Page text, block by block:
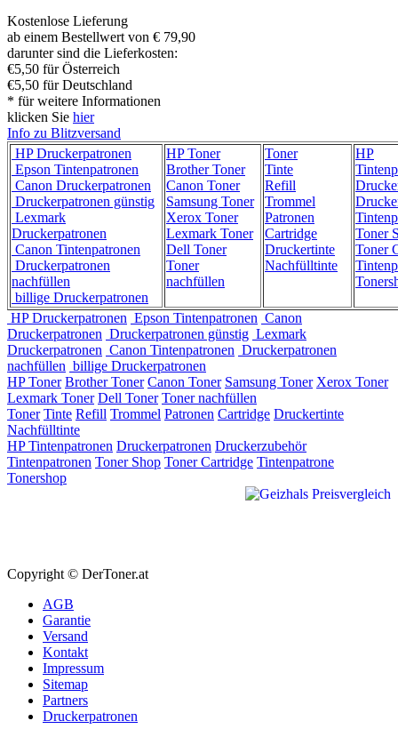
Kostenlose Lieferung
ab einem Bestellwert von € 79,90
darunter sind die Lieferkosten:
€5,50 für Österreich
€5,50 für Deutschland
* für weitere Informationen
klicken Sie hier
Info zu Blitzversand
HP Druckerpatronen
Epson Tintenpatronen
Canon Druckerpatronen
Druckerpatronen günstig
Lexmark
Druckerpatronen
Canon Tintenpatronen
Druckerpatronen
nachfüllen
billige Druckerpatronen
HP Toner
Brother Toner
Canon Toner
Samsung Toner
Xerox Toner
Lexmark Toner
Dell Toner
Toner
nachfüllen
Toner
Tinte
Refill
Trommel
Patronen
Cartridge
Druckertinte
Nachfülltinte
HP
Toner
Toner
HP Druckerpatronen Epson Tintenpatronen Canon
Druckerpatronen Druckerpatronen günstig Lexmark
Druckerpatronen Canon Tintenpatronen Druckerpatronen
nachfüllen billige Druckerpatronen
HP Toner Brother Toner Canon Toner Samsung Toner Xerox Toner
Lexmark Toner Dell Toner Toner nachfüllen
Toner Tinte Refill Trommel Patronen Cartridge Druckertinte
Nachfülltinte
HP Tintenpatronen Druckerpatronen Druckerzubehör
Tintenpatronen Toner Shop Toner Cartridge Tintenpatrone
Tonershop
Copyright © DerToner.at
AGB
Garantie
Versand
Kontakt
Impressum
Sitemap
Partners
Druckerpatronen